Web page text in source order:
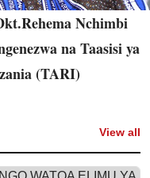
Nchimbi
na Taasisi ya
(TARI)
View all